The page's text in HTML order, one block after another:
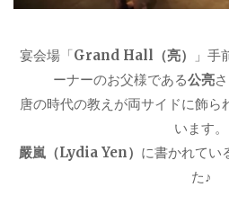
宴会場「Grand Hall（亮）
」手
ーナーのお父様である公亮
唐の時代の教えが両サイドに飾ら
います。
嚴嵐（Lydia Yen） に書かれてい
た♪